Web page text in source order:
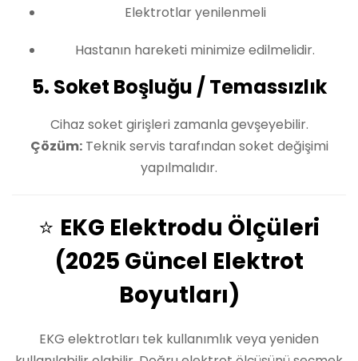
Elektrotlar yenilenmeli
Hastanın hareketi minimize edilmelidir.
5. Soket Boşluğu / Temassızlık
Cihaz soket girişleri zamanla gevşeyebilir.
Çözüm:Teknik servis tarafından soket değişimi
yapılmalıdır.
⭐ EKG Elektrodu Ölçüleri
(2025 Güncel Elektrot
Boyutları)
EKG elektrotları tek kullanımlık veya yeniden